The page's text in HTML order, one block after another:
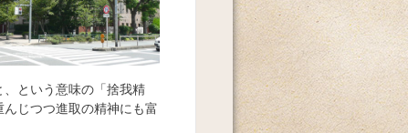
という意味の「捨我精
じつつ進取の精神にも富